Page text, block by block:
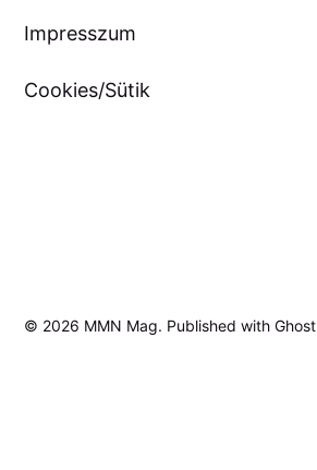
Impresszum
Cookies/Sütik
© 2026 MMN Mag. Published withGhost